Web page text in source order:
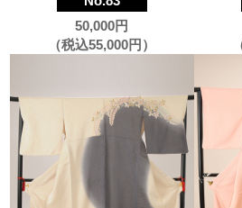
50,000円
（税込55,000円）